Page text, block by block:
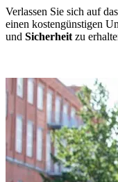
Verlassen Sie sich auf
einen kostengünstigen
und Sicherheit zu